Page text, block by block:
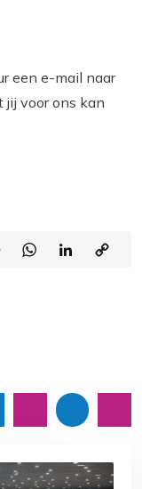
een e-mail naar
jij voor ons kan
o
o
A
p
d
I
i
n